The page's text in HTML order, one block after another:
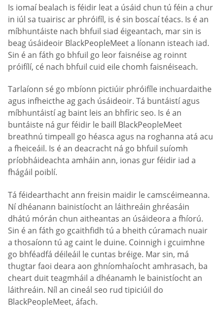
Is iomaí bealach is féidir leat a úsáid chun tú féin a chur
in iúl sa tuairisc ar phróifíl, is é sin boscaí téacs. Is é an
míbhuntáiste nach bhfuil siad éigeantach, mar sin is
beag úsáideoir BlackPeopleMeet a líonann isteach iad.
Sin é an fáth go bhfuil go leor faisnéise ag roinnt
próifílí, cé nach bhfuil cuid eile chomh faisnéiseach.
Tarlaíonn sé go mbíonn pictiúir phróifíle inchuardaithe
agus infheicthe ag gach úsáideoir. Tá buntáistí agus
míbhuntáistí ag baint leis an bhfíric seo. Is é an
buntáiste ná gur féidir le baill BlackPeopleMeet
breathnú timpeall go héasca agus na roghanna atá acu
a fheiceáil. Is é an deacracht ná go bhfuil suíomh
príobháideachta amháin ann, ionas gur féidir iad a
fhágáil poiblí.
Tá féidearthacht ann freisin maidir le camscéimeanna.
Ní dhéanann bainistíocht an láithreáin ghréasáin
dhátú mórán chun aitheantas an úsáideora a fhíorú.
Sin é an fáth go gcaithfidh tú a bheith cúramach nuair
a thosaíonn tú ag caint le duine. Coinnigh i gcuimhne
go bhféadfá déileáil le cuntas bréige. Mar sin, má
thugtar faoi deara aon ghníomhaíocht amhrasach, ba
cheart duit teagmháil a dhéanamh le bainistíocht an
láithreáin. Níl an cineál seo rud tipiciúil do
BlackPeopleMeet, áfach.